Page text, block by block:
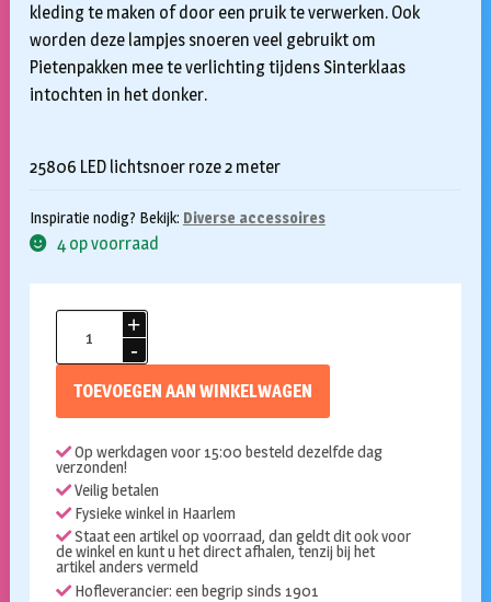
kleding te maken of door een pruik te verwerken. Ook
worden deze lampjes snoeren veel gebruikt om
Pietenpakken mee te verlichting tijdens Sinterklaas
intochten in het donker.
25806 LED lichtsnoer roze 2 meter
Inspiratie nodig? Bekijk: Diverse accessoires
4 op voorraad
verlichting
TOEVOEGEN AAN WINKELWAGEN
Op werkdagen voor 15:00 besteld dezelfde dag
verzonden!
Veilig betalen
Fysieke winkel in Haarlem
Staat een artikel op voorraad, dan geldt dit ook voor
de winkel en kunt u het direct afhalen, tenzij bij het
artikel anders vermeld
Hofleverancier: een begrip sinds 1901